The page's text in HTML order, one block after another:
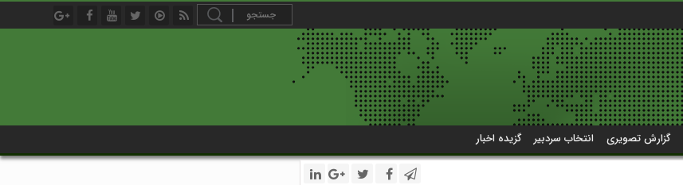
گزارش تصویری انتخاب سردبیر گزیده اخبار